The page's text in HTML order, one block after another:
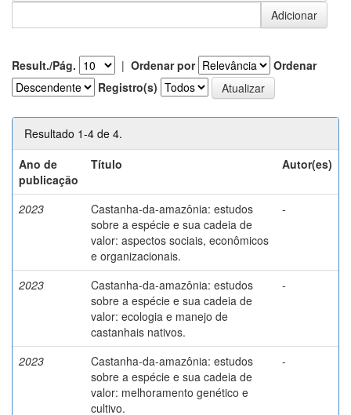
Result./Pág. | Ordenar por
Ordenar
Registro(s)
Resultado 1-4 de 4.
Ano de
publicação
Título Autor(es)
2023
Castanha-da-amazônia: estudos
sobre a espécie e sua cadeia de
valor: aspectos sociais, econômicos
e organizacionais.
-
2023
Castanha-da-amazônia: estudos
sobre a espécie e sua cadeia de
valor: ecologia e manejo de
castanhais nativos.
-
2023
Castanha-da-amazônia: estudos
sobre a espécie e sua cadeia de
valor: melhoramento genético e
cultivo.
-